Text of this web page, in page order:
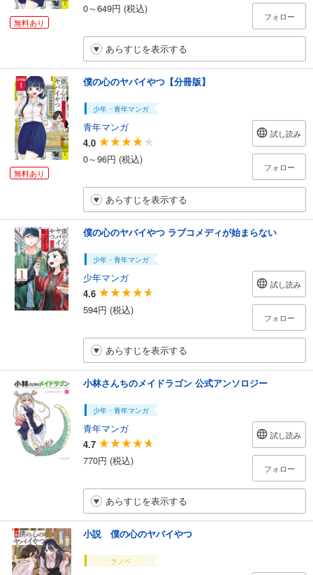
無料あり
0～649円 (税込)
フォロー
あらすじを表示する
無料あり
僕の心のヤバイやつ【分冊版】
少年・青年マンガ
青年マンガ
4.0
0～96円 (税込)
試し読み
フォロー
あらすじを表示する
僕の心のヤバイやつ ラブコメディが始まらない
少年・青年マンガ
少年マンガ
4.6
594円 (税込)
試し読み
フォロー
あらすじを表示する
小林さんちのメイドラゴン 公式アンソロジー
少年・青年マンガ
青年マンガ
4.7
770円 (税込)
試し読み
フォロー
あらすじを表示する
小説 僕の心のヤバイやつ
ラノベ